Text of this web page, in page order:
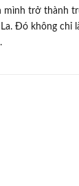
mình trở thành
Đó không chỉ